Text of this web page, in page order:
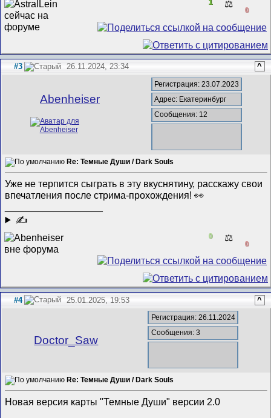
1 ⚖️
0
#3 26.11.2024, 23:34 ^
Abenheiser
Регистрация: 23.07.2023
Адрес: Екатеринбург
Сообщения: 12
Re: Темные Души / Dark Souls
Уже не терпится сыграть в эту вкуснятину, расскажу свои
впечатления после стрима-прохождения! 👀
✍
0 ⚖️
0
#4 25.01.2025, 19:53 ^
Doctor_Saw
Регистрация: 26.11.2024
Сообщения: 3
Re: Темные Души / Dark Souls
Новая версия карты "Темные Души" версии 2.0